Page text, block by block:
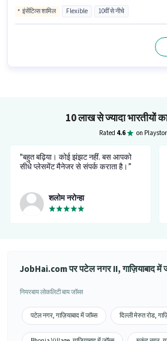
इंसेंटिव्स शामिल Flexible 10वीं से नीचे
10 लाख से ज्यादा भारतीयों
Rated 4.6 on
"बहुत बढ़िया। कोई झंझट नहीं. बस आपको
सीधे प्लेसमेंट मैनेजर से संपर्क कराता है।”
शलोम नरोन्हा
JobHai.com पर पटेल नगर II, गाज़ियाबाद में
नियरबाय लोकलिटी बाय जॉब्स
पटेल नगर, गाज़ियाबाद में जॉब्स दिल्ली मेरुत रोड,